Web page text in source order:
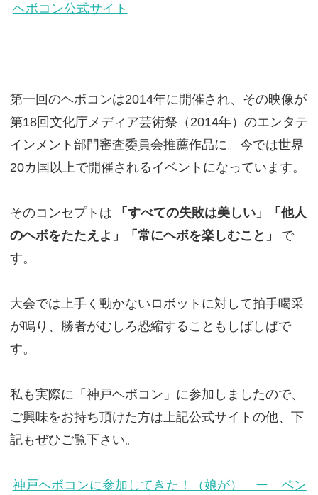
ヘボコン公式サイト
第一回のヘボコンは2014年に開催され、その映像が
第18回文化庁メディア芸術祭（2014年）のエンタテ
インメント部門審査委員会推薦作品に。今では世界
20カ国以上で開催されるイベントになっています。
そのコンセプトは
「すべての失敗は美しい」「他人
のヘボをたたえよ」「常にヘボを楽しむこと」
で
す。
大会では上手く動かないロボットに対して拍手喝采
が鳴り、勝者がむしろ恐縮することもしばしばで
す。
私も実際に「神戸ヘボコン」に参加しましたので、
ご興味をお持ち頂けた方は上記公式サイトの他、下
記もぜひご覧下さい。
神戸ヘボコンに参加してきた！（娘が） ー ペン